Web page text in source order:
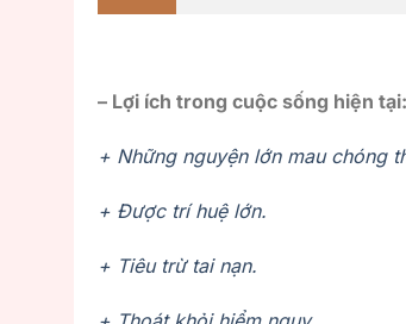
– Lợi ích trong cuộc sống hiện tại:
+ Những nguyện lớn mau chóng
+ Được trí huệ lớn.
+ Tiêu trừ tai nạn.